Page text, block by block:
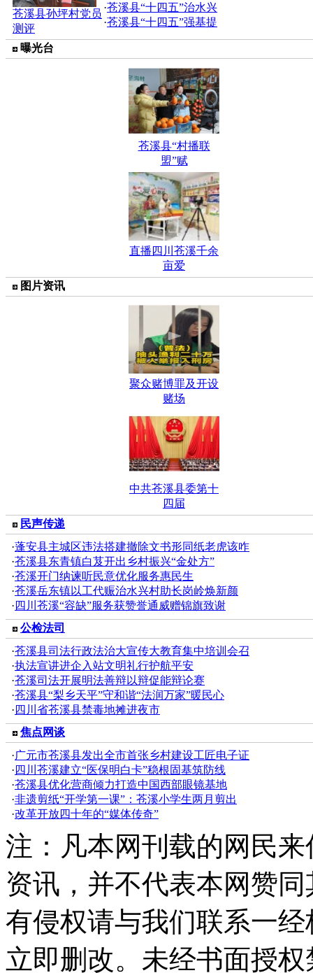
苍溪县孙坪村党员
测评
·苍溪县“十四五”治水兴
·苍溪县“十四五”强基提
曝光台
苍溪县“村播联
盟”赋
直播四川苍溪千余
亩爱
图片资讯
聚众赌博罪及开设
赌场
中共苍溪县委第十
四届
民声传递
·蓬安县主城区违法搭建撤除文书形同纸老虎该咋
·苍溪县东青镇白芨开出乡村振兴“金处方”
·苍溪开门纳谏听民意优化服务惠民生
·苍溪岳东镇以工代赈治水兴村助长岗岭焕新颜
· 四川苍溪“容缺”服务获赞誉通威赠锦旗致谢
公检法司
·苍溪县司法行政法治大宣传大教育集中培训会召
·执法宣讲进企入站文明礼行护航平安
·苍溪司法开展明法善辩以辩促能辩论赛
·苍溪县“梨乡天平”守和谐“法润万家”暖民心
· 四川省苍溪县禁毒地摊进夜市
焦点网谈
·广元市苍溪县发出全市首张乡村建设工匠电子证
· 四川苍溪建立“医保明白卡”稳根固基筑防线
·苍溪县优化营商倾力打造中国西部眼镜基地
·非遗剪纸“开学第一课”：苍溪小学生两月剪出
·改革开放四十年的“媒体传奇”
注：凡本网刊载的网民
资讯，并不代表本网赞
有侵权请与我们联系一经
立即删改。未经书面授